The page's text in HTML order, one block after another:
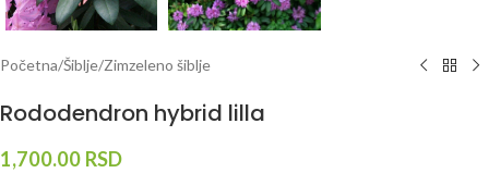
Početna/Šiblje/Zimzeleno šiblje
Rododendron hybrid lilla
1,700.00 RSD